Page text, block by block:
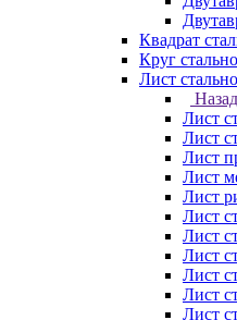
Квадрат
Круг
Лист
Назад
Лист
Лист
Лист
Лист
Лист
Лист
Лист
Лист
Лист
Лист
Лист